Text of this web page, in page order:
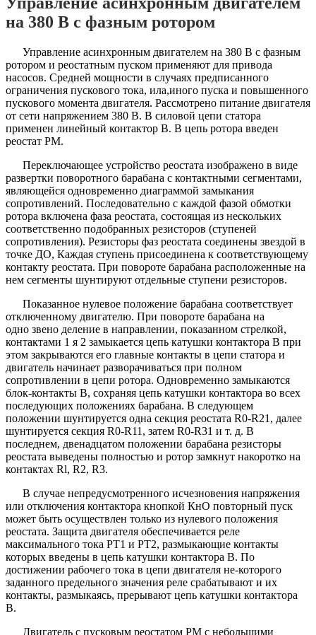
на 380 В с фазным ротором
Управление асинхронным двигателем на 380 В с фазным
ротором и реостатным пуском применяют для привода
насосов. Средней мощности в случаях предписанного
ограничения пускового тока, ила,иного пуска и повышенного
пускового момента двигателя. Рассмотрено питание двигателя
от сети напряжением 380 В. В силовой цепи статора
применен линейный контактор В. В цепь ротора введен
реостат РМ.
Переключающее устройство реостата изображено в виде
развертки поворотного барабана с контактными сегментами,
являющейся одновременно диаграммой замыкания
сопротивлений. Последовательно с каждой фазой обмотки
ротора включена фаза реостата, состоящая из нескольких
соответственно подобранных резисторов (ступеней
сопротивления). Резисторы фаз реостата соединены звездой в
точке ДО, Каждая ступень присоединена к соответствующему
контакту реостата. При повороте барабана расположенные на
нем сегменты шунтируют отдельные ступени резисторов.
Показанное нулевое положение барабана соответствует
отключенному двигателю. При повороте барабана на
одно звено деление в направлении, показанном стрелкой,
контактами 1 я 2 замыкается цепь катушки контактора В при
этом закрываются его главные контакты в цепи статора и
двигатель начинает разворачиваться при полном
сопротивлении в цепи ротора. Одновременно замыкаются
блок-контакты В, сохраняя цепь катушки контактора во всех
последующих положениях барабана. В следующем
положении шунтируется одна секция реостата R0-R21, далее
шунтируется секция R0-R11, затем R0-R31 и т. д. В
последнем, двенадцатом положении барабана резисторы
реостата выведены полностью и ротор замкнут накоротко на
контактах Rl, R2, R3.
В случае непредусмотренного исчезновения напряжения
или отключения контактора кнопкой КнО повторный пуск
может быть осуществлен только из нулевого положения
реостата. Защита двигателя обеспечивается реле
максимального тока РТ1 и РТ2, размыкающие контакты
которых введены в цепь катушки контактора В. По
достижении рабочего тока в цепи двигателя не-которого
заданного предельного значения реле срабатывают и их
контакты, размыкаясь, прерывают цепь катушки контактора
В.
Двигатель с пусковым реостатом РМ с небольшими